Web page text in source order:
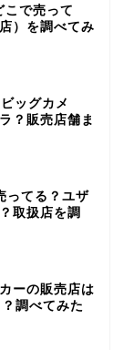
で売って
）を調べてみ
ッグカメ
？販売店舗ま
ってる？ユザ
取扱店を調
ーの販売店は
調べてみた